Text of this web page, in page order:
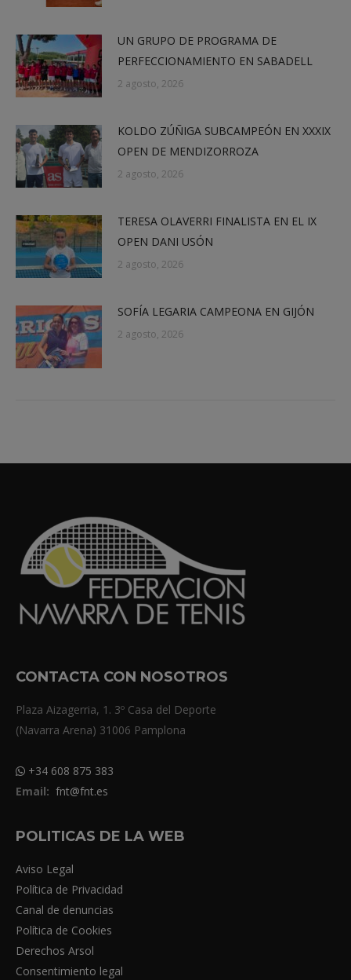
UN GRUPO DE PROGRAMA DE
PERFECCIONAMIENTO EN SABADELL
2 agosto, 2026
KOLDO ZÚÑIGA SUBCAMPEÓN EN XXXIX
OPEN DE MENDIZORROZA
2 agosto, 2026
TERESA OLAVERRI FINALISTA EN EL IX
OPEN DANI USÓN
2 agosto, 2026
SOFÍA LEGARIA CAMPEONA EN GIJÓN
2 agosto, 2026
CONTACTA CON NOSOTROS
Plaza Aizagerria, 1. 3º Casa del Deporte
(Navarra Arena) 31006 Pamplona
+34 608 875 383
Email: fnt@fnt.es
POLITICAS DE LA WEB
Aviso Legal
Política de Privacidad
Canal de denuncias
Política de Cookies
Derechos Arsol
Consentimiento legal